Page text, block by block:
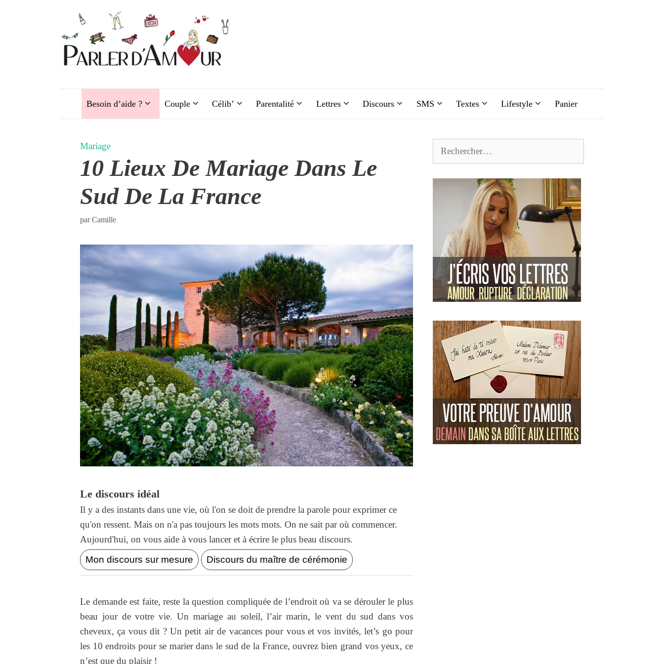
Besoin d’aide ? Couple Célib’ Parentalité Lettres Discours SMS Textes Lifestyle Panier
Mariage
10 Lieux De Mariage Dans Le
Sud De La France
parCamille
Le discours idéal
Il y a des instants dans une vie, où l'on se doit de prendre la parole pour exprimer ce
qu'on ressent. Mais on n'a pas toujours les mots mots. On ne sait par où commencer.
Aujourd'hui, on vous aide à vous lancer et à écrire le plus beau discours.
Mon discours sur mesure
Discours du maître de cérémonie
Le demande est faite, reste la question compliquée de l’endroit où va se dérouler le plus
beau jour de votre vie. Un mariage au soleil, l’air marin, le vent du sud dans vos
cheveux, ça vous dit ? Un petit air de vacances pour vous et vos invités, let’s go pour
les 10 endroits pour se marier dans le sud de la France, ouvrez bien grand vos yeux, ce
n’est que du plaisir !